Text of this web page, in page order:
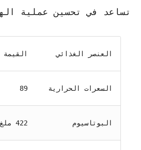
تساعد في تحسين عملية
العنصر الغذائي القيمة لكل
السعرات الحرارية 89
البوتاسيوم 422 ملغ